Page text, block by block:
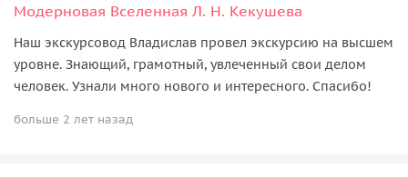
Модерновая Вселенная Л. Н. Кекушева
Наш экскурсовод Владислав провел экскурсию на высшем
уровне. Знающий, грамотный, увлеченный свои делом
человек. Узнали много нового и интересного. Спасибо!
больше 2 лет назад